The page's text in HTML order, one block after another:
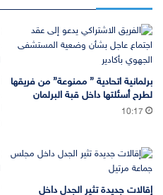
برلمانية اتحادية ” ممنوعة” من فريقها
لطرح أسئلتها داخل قبة البرلمان
10:17
إقالات جديدة تثير الجدل داخل